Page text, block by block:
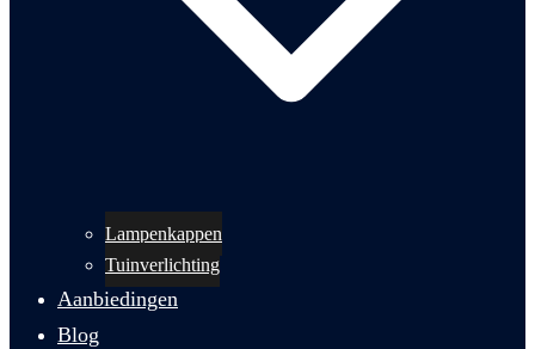
Lampenkappen
Tuinverlichting
Aanbiedingen
Blog